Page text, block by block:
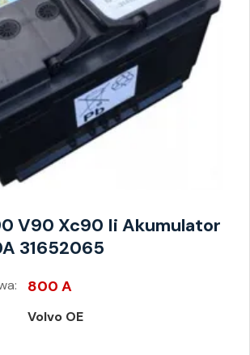
V90 Xc90 Ii Akumulator
31652065
800 A
Volvo OE